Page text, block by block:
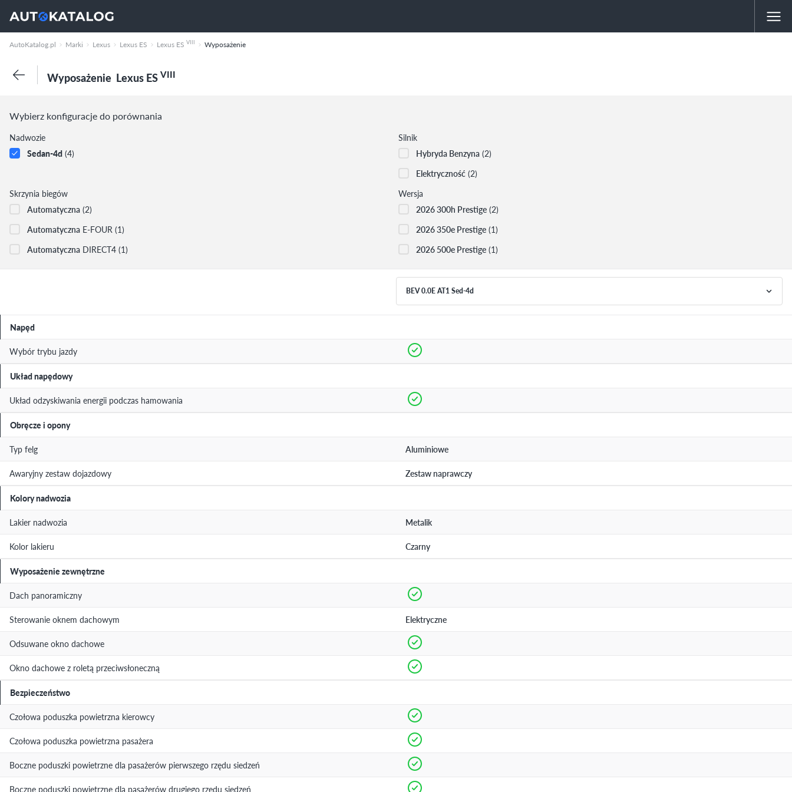
AutoKatalog.pl Marki Lexus Lexus ES Lexus ES VIII Wyposażenie
Wyposażenie Lexus ESVIII
Wybierz konfiguracje do porównania
Nadwozie
Sedan-4d (4)
Silnik
Hybryda Benzyna (2)
Elektryczność (2)
Skrzynia biegów
Automatyczna (2)
Automatyczna E-FOUR (1)
Automatyczna DIRECT4 (1)
Wersja
2026 300h Prestige (2)
2026 350e Prestige (1)
2026 500e Prestige (1)
BEV 0.0E AT1 Sed-4d
Napęd
Wybór trybu jazdy
Układ napędowy
Układ odzyskiwania energii podczas hamowania
Obręcze i opony
Typ felg Aluminiowe
Awaryjny zestaw dojazdowy Zestaw naprawczy
Kolory nadwozia
Lakier nadwozia Metalik
Kolor lakieru Czarny
Wyposażenie zewnętrzne
Dach panoramiczny
Sterowanie oknem dachowym Elektryczne
Odsuwane okno dachowe
Okno dachowe z roletą przeciwsłoneczną
Bezpieczeństwo
Czołowa poduszka powietrzna kierowcy
Czołowa poduszka powietrzna pasażera
Boczne poduszki powietrzne dla pasażerów pierwszego rzędu siedzeń
Boczne poduszki powietrzne dla pasażerów drugiego rzędu siedzeń